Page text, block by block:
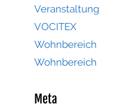
Veranstaltung
VOCITEX
Wohnbereich
Wohnbereich
Meta